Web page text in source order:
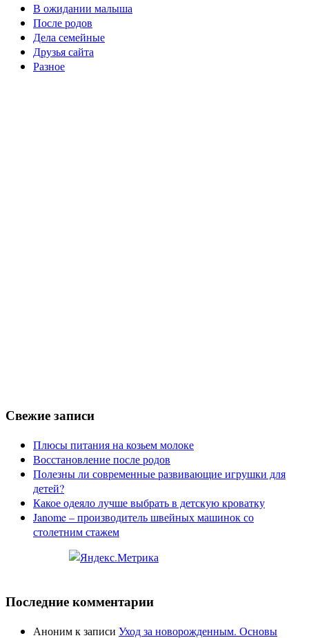
В ожидании малыша
После родов
Дела семейные
Друзья сайта
Разное
Свежие записи
Плюсы питания на козьем молоке
Восстановление после родов
Полезны ли современные развивающие игрушки для
детей?
Какое одеяло лучше выбрать в детскую кроватку
Janome – производитель швейных машинок со
столетним стажем
Последние комментарии
Анонимк записи Уход за новорожденным. Основы